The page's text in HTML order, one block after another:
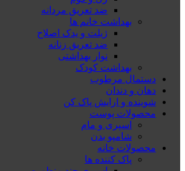
ضد تعریق مردانه
بهداشت خانم ها
ژیلت و یدک اصلاح
ضد تعریق زنانه
نوار بهداشتی
بهداشت کودک
دستمال مرطوب
دهان و دندان
شوینده و ارایش پاک کن
محصولات پوست
اسپری و مام
شامپو بدن
محصولات خانه
پاک کننده ها